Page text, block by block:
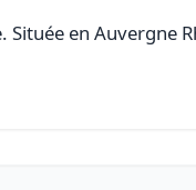
en Auvergne